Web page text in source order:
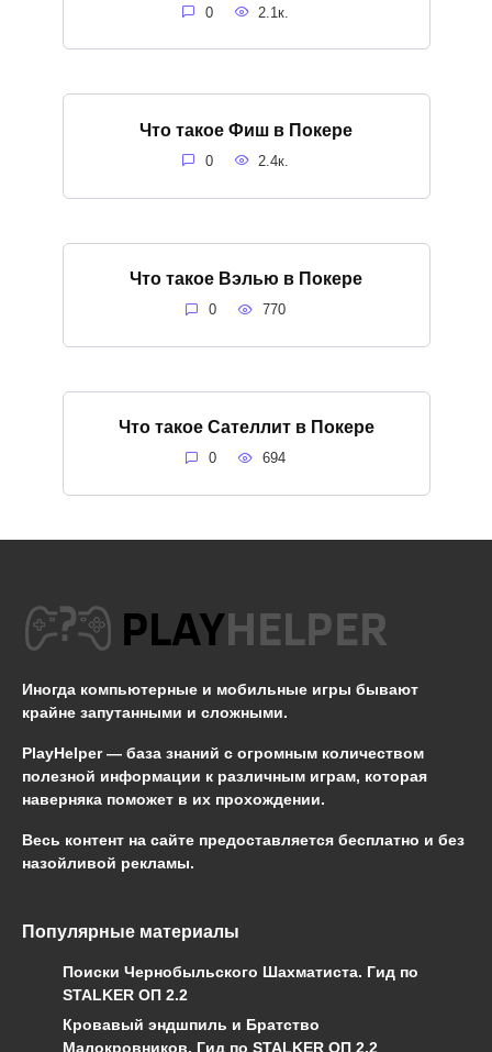
0 2.1к.
Что такое Фиш в Покере
0 2.4к.
Что такое Вэлью в Покере
0 770
Что такое Сателлит в Покере
0 694
Иногда компьютерные и мобильные игры бывают
крайне запутанными и сложными.
PlayHelper — база знаний с огромным количеством
полезной информации к различным играм, которая
наверняка поможет в их прохождении.
Весь контент на сайте предоставляется бесплатно и без
назойливой рекламы.
Популярные материалы
Поиски Чернобыльского Шахматиста. Гид по
STALKER ОП 2.2
Кровавый эндшпиль и Братство
Малокровников. Гид по STALKER ОП 2.2